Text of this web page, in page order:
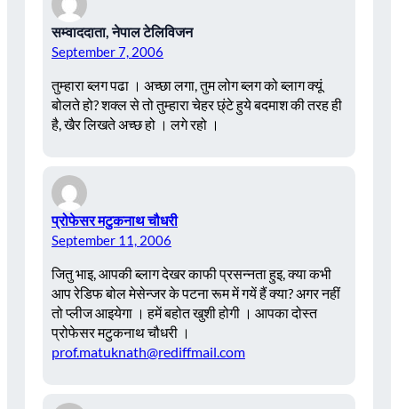
सम्वाददाता, नेपाल टेलिविजन
September 7, 2006
तुम्हारा ब्लग पढा । अच्छा लगा, तुम लोग ब्लग को ब्लाग क्यूं
बोलते हो? शक्ल से तो तुम्हारा चेहर छ्ंटे हुये बदमाश की तरह ही
है, खैर लिखते अच्छ हो । लगे रहो ।
प्रोफेसर मटुकनाथ चौधरी
September 11, 2006
जितु भाइ, आपकी ब्लाग देखर काफी प्रसन्नता हुइ, क्या कभी
आप रेडिफ बोल मेसेन्जर के पटना रूम में गयें हैं क्या? अगर नहीं
तो प्लीज आइयेगा । हमें बहोत खुशी होगी । आपका दोस्त
प्रोफेसर मटुकनाथ चौधरी ।
prof.matuknath@rediffmail.com